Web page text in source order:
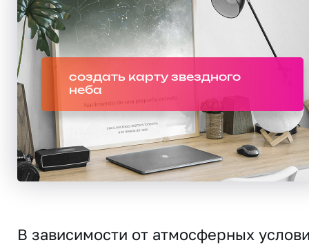
создать карту звездного
неба
В зависимости от атмосферных